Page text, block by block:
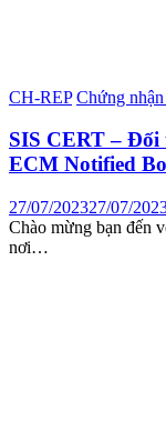
CH-REP Chứng
SIS CERT –
ECM Notified
27/07/202327/07/
Chào mừng bạn đến
nơi…